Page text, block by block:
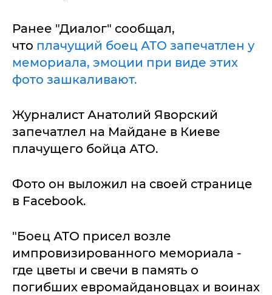
Ранее "Диалог" сообщал,
что плачущий боец АТО запечатлен у
мемориала, эмоции при виде этих
фото зашкаливают.
Журналист Анатолий Яворский
запечатлел на Майдане в Киеве
плачущего бойца АТО.
Фото он выложил на своей странице
в Facebook.
"Боец АТО присел возле
импровизированного мемориала -
где цветы и свечи в память о
погибших евромайдановцах и воинах